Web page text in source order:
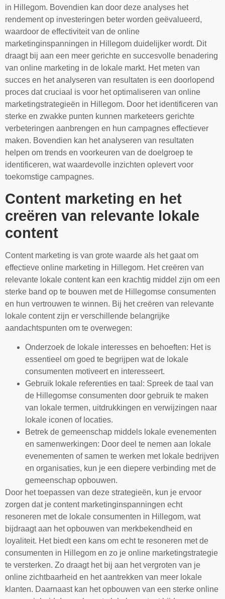
in Hillegom. Bovendien kan door deze analyses het
rendement op investeringen beter worden geëvalueerd,
waardoor de effectiviteit van de online
marketinginspanningen in Hillegom duidelijker wordt. Dit
draagt bij aan een meer gerichte en succesvolle benadering
van online marketing in de lokale markt. Het meten van
succes en het analyseren van resultaten is een doorlopend
proces dat cruciaal is voor het optimaliseren van online
marketingstrategieën in Hillegom. Door het identificeren van
sterke en zwakke punten kunnen marketeers gerichte
verbeteringen aanbrengen en hun campagnes effectiever
maken. Bovendien kan het analyseren van resultaten
helpen om trends en voorkeuren van de doelgroep te
identificeren, wat waardevolle inzichten oplevert voor
toekomstige campagnes.
Content marketing en het
creëren van relevante lokale
content
Content marketing is van grote waarde als het gaat om
effectieve online marketing in Hillegom. Het creëren van
relevante lokale content kan een krachtig middel zijn om een
sterke band op te bouwen met de Hillegomse consumenten
en hun vertrouwen te winnen. Bij het creëren van relevante
lokale content zijn er verschillende belangrijke
aandachtspunten om te overwegen:
Onderzoek de lokale interesses en behoeften: Het is
essentieel om goed te begrijpen wat de lokale
consumenten motiveert en interesseert.
Gebruik lokale referenties en taal: Spreek de taal van
de Hillegomse consumenten door gebruik te maken
van lokale termen, uitdrukkingen en verwijzingen naar
lokale iconen of locaties.
Betrek de gemeenschap middels lokale evenementen
en samenwerkingen: Door deel te nemen aan lokale
evenementen of samen te werken met lokale bedrijven
en organisaties, kun je een diepere verbinding met de
gemeenschap opbouwen.
Door het toepassen van deze strategieën, kun je ervoor
zorgen dat je content marketinginspanningen echt
resoneren met de lokale consumenten in Hillegom, wat
bijdraagt aan het opbouwen van merkbekendheid en
loyaliteit. Het biedt een kans om echt te resoneren met de
consumenten in Hillegom en zo je online marketingstrategie
te versterken. Zo draagt het bij aan het vergroten van je
online zichtbaarheid en het aantrekken van meer lokale
klanten. Daarnaast kan het opbouwen van een sterke online